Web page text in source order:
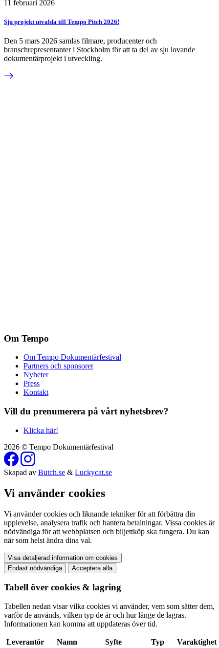
11 februari 2026
Sju projekt utvalda till Tempo Pitch 2026!
Den 5 mars 2026 samlas filmare, producenter och
branschrepresentanter i Stockholm för att ta del av sju lovande
dokumentärprojekt i utveckling.
Om Tempo
Om Tempo Dokumentärfestival
Partners och sponsorer
Nyheter
Press
Kontakt
Vill du prenumerera på vårt nyhetsbrev?
Klicka här!
2026 © Tempo Dokumentärfestival
Skapad av Butch.se & Luckycat.se
Vi använder cookies
Vi använder cookies och liknande tekniker för att förbättra din
upplevelse, analysera trafik och hantera betalningar. Vissa cookies är
nödvändiga för att webbplatsen och biljettköp ska fungera. Du kan
när som helst ändra dina val.
Visa detaljerad information om cookies
Endast nödvändiga
Acceptera alla
Tabell över cookies & lagring
Tabellen nedan visar vilka cookies vi använder, vem som sätter dem,
varför de används, vilken typ de är och hur länge de lagras.
Informationen kan komma att uppdateras över tid.
Leverantör Namn Syfte Typ Varaktighet